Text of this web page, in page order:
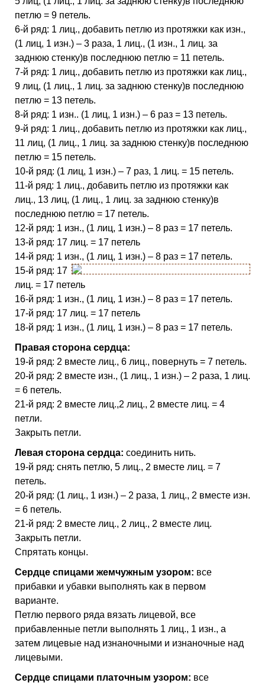
петлю = 9 петель.
6-й ряд: 1 лиц., добавить петлю из протяжки как изн.,
(1 лиц, 1 изн.) – 3 раза, 1 лиц., (1 изн., 1 лиц. за
заднюю стенку)в последнюю петлю = 11 петель.
7-й ряд: 1 лиц., добавить петлю из протяжки как лиц.,
9 лиц, (1 лиц., 1 лиц. за заднюю стенку)в последнюю
петлю = 13 петель.
8-й ряд: 1 изн.. (1 лиц, 1 изн.) – 6 раз = 13 петель.
9-й ряд: 1 лиц., добавить петлю из протяжки как лиц.,
11 лиц, (1 лиц., 1 лиц. за заднюю стенку)в последнюю
петлю = 15 петель.
10-й ряд: (1 лиц, 1 изн.) – 7 раз, 1 лиц. = 15 петель.
11-й ряд: 1 лиц., добавить петлю из протяжки как
лиц., 13 лиц, (1 лиц., 1 лиц. за заднюю стенку)в
последнюю петлю = 17 петель.
12-й ряд: 1 изн., (1 лиц, 1 изн.) – 8 раз = 17 петель.
13-й ряд: 17 лиц. = 17 петель
14-й ряд: 1 изн., (1 лиц, 1 изн.) – 8 раз = 17 петель.
15-й ряд: 17
лиц. = 17 петель
16-й ряд: 1 изн., (1 лиц, 1 изн.) – 8 раз = 17 петель.
17-й ряд: 17 лиц. = 17 петель
18-й ряд: 1 изн., (1 лиц, 1 изн.) – 8 раз = 17 петель.
Правая сторона сердца:
19-й ряд: 2 вместе лиц., 6 лиц., повернуть = 7 петель.
20-й ряд: 2 вместе изн., (1 лиц., 1 изн.) – 2 раза, 1 лиц.
= 6 петель.
21-й ряд: 2 вместе лиц.,2 лиц., 2 вместе лиц. = 4
петли.
Закрыть петли.
Левая сторона сердца: соединить нить.
19-й ряд: снять петлю, 5 лиц., 2 вместе лиц. = 7
петель.
20-й ряд: (1 лиц., 1 изн.) – 2 раза, 1 лиц., 2 вместе изн.
= 6 петель.
21-й ряд: 2 вместе лиц., 2 лиц., 2 вместе лиц.
Закрыть петли.
Спрятать концы.
Сердце спицами жемчужным узором: все
прибавки и убавки выполнять как в первом
варианте.
Петлю первого ряда вязать лицевой, все
прибавленные петли выполнять 1 лиц., 1 изн., а
затем лицевые над изнаночными и изнаночные над
лицевыми.
Сердце спицами платочным узором: все